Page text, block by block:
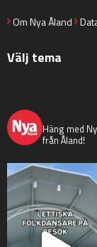
Om Nya Åland
Välj tema
Häng med
från Åland!